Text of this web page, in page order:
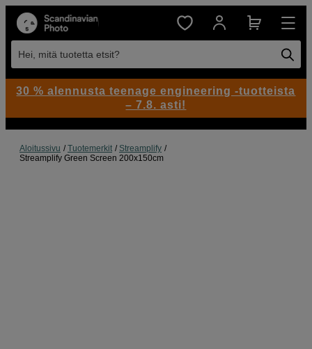
Hei, mitä tuotetta etsit?
Aloitussivu Tuotemerkit
Streamplify
Streamplify Green Screen 200x150cm
30 % alennusta teenage engineering -tuotteista
– 7.8. asti!